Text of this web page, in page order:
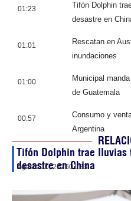
01:23
Tifón Dolphin
desastre en
01:01
Rescatan en
inundaciones
01:00
Municipal
de Guatemala
00:57
Consumo y
Argentina
Tifón Dolphin trae lluvias
desastre en China
agosto 10, 202601:23